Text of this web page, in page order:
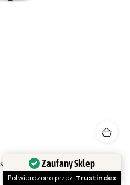
z plecakiem STUBAI
Zaufany Sklep
Potwierdzono przez: Trustindex